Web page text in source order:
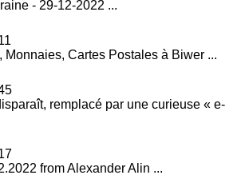
- 29-12-2022 ...
Monnaies, Cartes Postales à Biwer ...
remplacé par une curieuse « e-
from Alexander Alin ...